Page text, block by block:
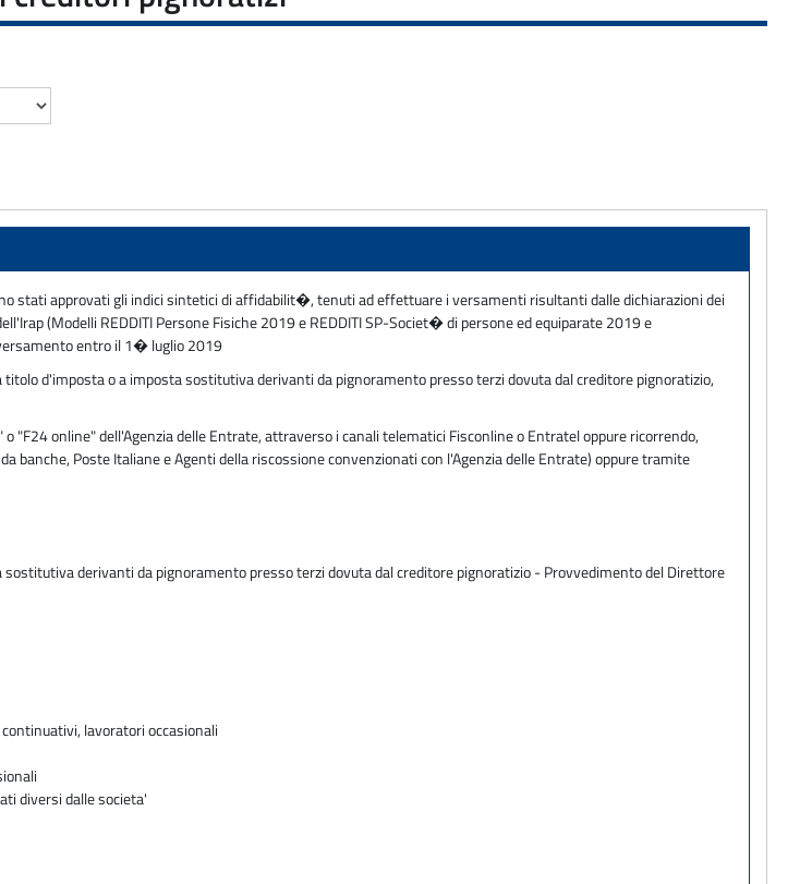
stati approvati gli indici sintetici di affidabilit�, tenuti ad effettuare i versamenti risultanti dalle dichiarazioni dei
(Modelli REDDITI Persone Fisiche 2019 e REDDITI SP-Societ� di persone ed equiparate 2019 e
entro il 1� luglio 2019
d'imposta o a imposta sostitutiva derivanti da pignoramento presso terzi dovuta dal creditore pignoratizio,
online" dell'Agenzia delle Entrate, attraverso i canali telematici Fisconline o Entratel oppure ricorrendo,
banche, Poste Italiane e Agenti della riscossione convenzionati con l'Agenzia delle Entrate) oppure tramite
derivanti da pignoramento presso terzi dovuta dal creditore pignoratizio - Provvedimento del Direttore
lavoratori occasionali
diversi dalle societa'